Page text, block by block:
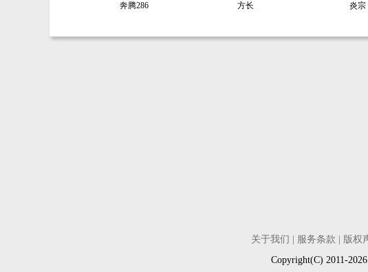
崛起赚麻了
奔腾286
开始
方长 炎宗
关于我们 服务条款 版权
Copyright(C) 2011-